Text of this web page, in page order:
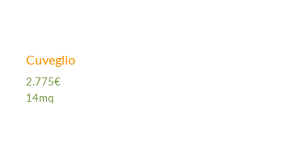
Cuveglio
2.775€
14mq